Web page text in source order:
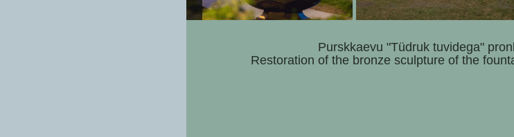
Purskkaevu "Tüdruk tuvidega"
Restoration of the bronze sculpture of the